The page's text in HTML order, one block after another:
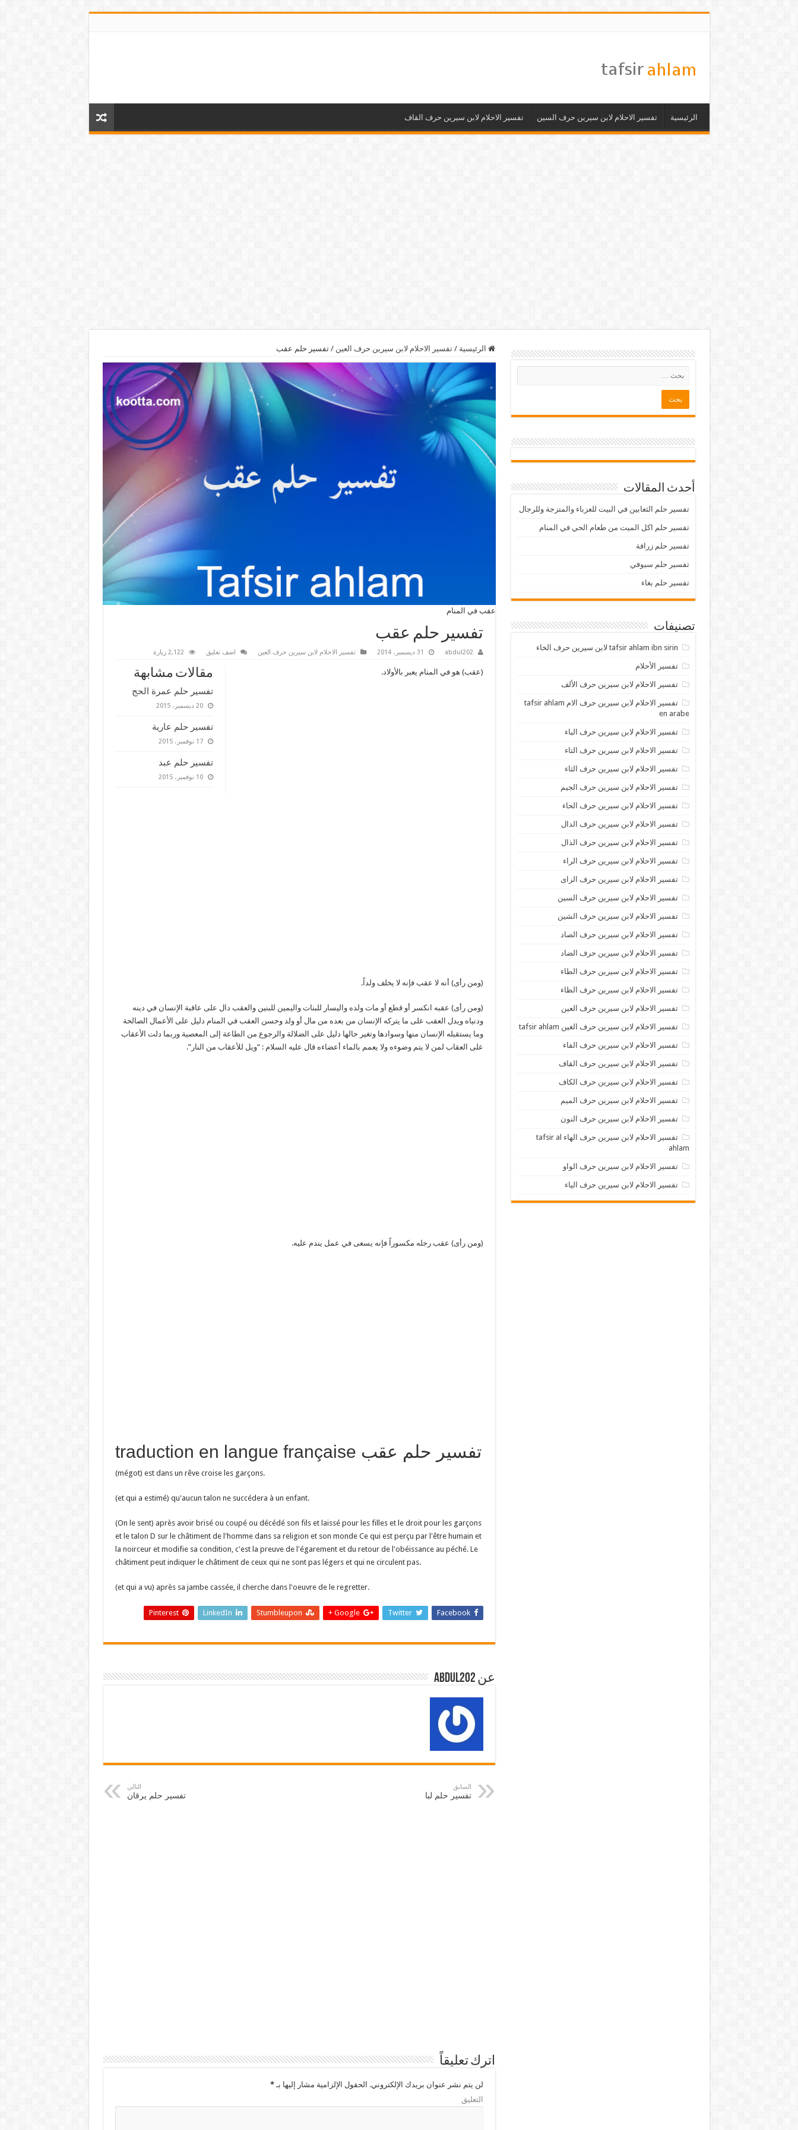
الرئيسية تفسير الاحلام لابن سيرين حرف السين تفسير الاحلام لابن سيرين حرف القاف
الرئيسية / تفسير الاحلام لابن سيرين حرف العين / تفسير حلم عقب
عقب في المنام
تفسير حلم عقب
abdul202 31 ديسمبر، 2014 تفسير الاحلام لابن سيرين حرف العين اضف تعليق 2,122 زيارة
مقالات مشابهة
تفسير حلم عمرة الحج
20 ديسمبر، 2015
تفسير حلم عارية
17 نوفمبر، 2015
تفسير حلم عبد
10 نوفمبر، 2015
(عقب) هو في المنام يعبر بالأولاد.
(ومن رأى) أنه لا عقب فإنه لا يخلف ولداً.
(ومن رأى) عقبه انكسر أو قطع أو مات ولده واليسار للبنات واليمين للبنين والعقب دال على عاقبة الإنسان في دينه
ودنياه ويدل العقب على ما يتركه الإنسان من بعده من مال أو ولد وحسن العقب في المنام دليل على الأعمال الصالحة
وما يستقبله الإنسان منها وسوادها وتغير حالها دليل على الضلالة والرجوع من الطاعة إلى المعصية وربما دلت الأعقاب
على العقاب لمن لا يتم وضوءه ولا يعمم بالماء أعضاءه قال عليه السلام : “ويل للأعقاب من النار”.
(ومن رأى) عقب رجله مكسوراً فإنه يسعى في عمل يندم عليه.
traduction en langue française تفسير حلم عقب
(mégot) est dans un rêve croise les garçons.
(et qui a estimé) qu'aucun talon ne succédera à un enfant.
(On le sent) après avoir brisé ou coupé ou décédé son fils et laissé pour les filles et le droit pour les garçons
et le talon D sur le châtiment de l'homme dans sa religion et son monde Ce qui est perçu par l'être humain et
la noirceur et modifie sa condition, c'est la preuve de l'égarement et du retour de l'obéissance au péché. Le
châtiment peut indiquer le châtiment de ceux qui ne sont pas légers et qui ne circulent pas.
(et qui a vu) après sa jambe cassée, il cherche dans l'oeuvre de le regretter.
Facebook
Twitter
Google +
Stumbleupon
LinkedIn
Pinterest
عن abdul202
السابق
تفسير حلم لبا
التالي
تفسير حلم يرقان
اترك تعليقاً
لن يتم نشر عنوان بريدك الإلكتروني. الحقول الإلزامية مشار إليها بـ*
التعليق
أحدث المقالات
تفسير حلم الثعابين في البيت للعزباء والمتزجة وللرجال
تفسير حلم اكل الميت من طعام الحي في المنام
تفسير حلم زرافة
تفسير حلم سيوفي
تفسير حلم بغاء
تصنيفات
tafsir ahlam ibn sirin لابن سيرين حرف الخاء
تفسير الأحلام
تفسير الاحلام لابن سيرين حرف الألف
تفسير الاحلام لابن سيرين حرف الام tafsir ahlam
en arabe
تفسير الاحلام لابن سيرين حرف الباء
تفسير الاحلام لابن سيرين حرف التاء
تفسير الاحلام لابن سيرين حرف الثاء
تفسير الاحلام لابن سيرين حرف الجيم
تفسير الاحلام لابن سيرين حرف الحاء
تفسير الاحلام لابن سيرين حرف الدال
تفسير الاحلام لابن سيرين حرف الذال
تفسير الاحلام لابن سيرين حرف الراء
تفسير الاحلام لابن سيرين حرف الزاى
تفسير الاحلام لابن سيرين حرف السين
تفسير الاحلام لابن سيرين حرف الشين
تفسير الاحلام لابن سيرين حرف الصاد
تفسير الاحلام لابن سيرين حرف الضاد
تفسير الاحلام لابن سيرين حرف الطاء
تفسير الاحلام لابن سيرين حرف الظاء
تفسير الاحلام لابن سيرين حرف العين
تفسير الاحلام لابن سيرين حرف الغين tafsir ahlam
تفسير الاحلام لابن سيرين حرف الفاء
تفسير الاحلام لابن سيرين حرف القاف
تفسير الاحلام لابن سيرين حرف الكاف
تفسير الاحلام لابن سيرين حرف الميم
تفسير الاحلام لابن سيرين حرف النون
تفسير الاحلام لابن سيرين حرف الهاء tafsir al
ahlam
تفسير الاحلام لابن سيرين حرف الواو
تفسير الاحلام لابن سيرين حرف الياء